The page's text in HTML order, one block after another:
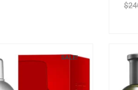
$
SALE!